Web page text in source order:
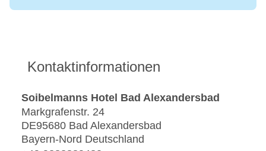
Kontaktinformationen
Soibelmanns Hotel Bad Alexandersbad
Markgrafenstr. 24
DE95680 Bad Alexandersbad
Bayern-Nord Deutschland